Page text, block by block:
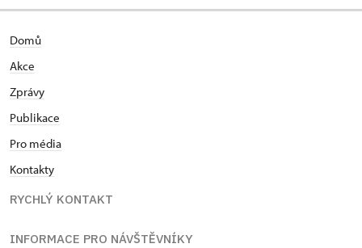
Domů
Akce
Zprávy
Publikace
Pro média
Kontakty
RYCHLÝ KONTAKT
INFORMACE PRO NÁVŠTĚVNÍKY